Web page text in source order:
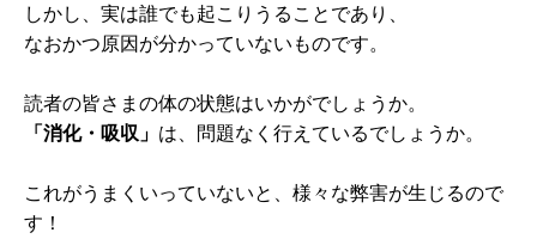
しかし、実は誰でも起こりうることであり、
なおかつ原因が分かっていないものです。
読者の皆さまの体の状態はいかがでしょうか。
「消化・吸収」 は、問題なく行えているでしょうか。
これがうまくいっていないと、様々な弊害が生じるので
す！